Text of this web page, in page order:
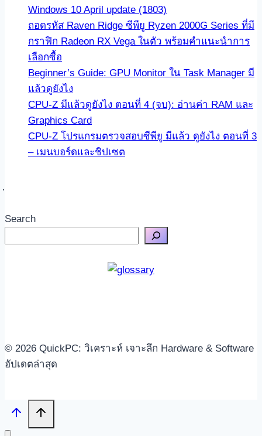
Windows 10 April update (1803)
ถอดรหัส Raven Ridge ซีพียู Ryzen 2000G Series ที่มี
กราฟิก Radeon RX Vega ในตัว พร้อมคำแนะนำการ
เลือกซื้อ
Beginner’s Guide: GPU Monitor ใน Task Manager มี
แล้วดูยังไง
CPU-Z มีแล้วดูยังไง ตอนที่ 4 (จบ): อ่านค่า RAM และ
Graphics Card
CPU-Z โปรแกรมตรวจสอบซีพียู มีแล้ว ดูยังไง ตอนที่ 3
– เมนบอร์ดและชิปเซต
Search
© 2026 QuickPC: วิเคราะห์ เจาะลึก Hardware & Software
อัปเดตล่าสุด